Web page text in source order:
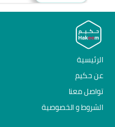
الرئيسية
عن حكيم
تواصل معنا
الشروط و الخصوصية